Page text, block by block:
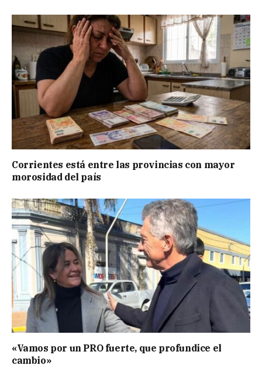
Corrientes está entre las provincias con mayor
morosidad del país
«Vamos por un PRO fuerte, que profundice el
cambio»